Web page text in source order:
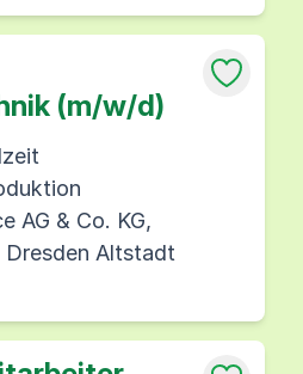
(m/w/d)
AG & Co. KG,
Dresden Altstadt